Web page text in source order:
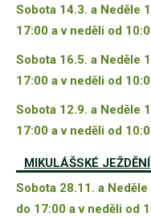
Sobota 14.3. a Neděle
17:00 a v neděli od
Sobota 16.5. a Neděle
17:00 a v neděli od
Sobota 12.9. a Neděle
17:00 a v neděli od
MIKULÁŠSKÉ JEŽDĚNÍ
Sobota 28.11. a
do 17:00 a v neděli od